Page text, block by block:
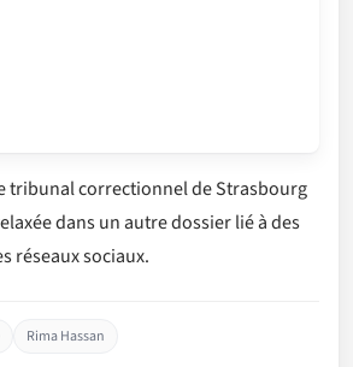
tribunal correctionnel de Strasbourg
dans un autre dossier lié à des
réseaux sociaux.
Rima Hassan